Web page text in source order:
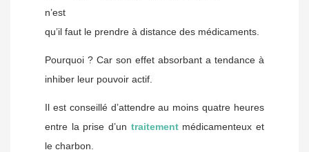
n’est
qu’il faut le prendre à distance des médicaments.
Pourquoi ? Car son effet absorbant a tendance à
inhiber leur pouvoir actif.
Il est conseillé d’attendre au moins quatre heures
entre la prise d’un traitementmédicamenteux et
le charbon.